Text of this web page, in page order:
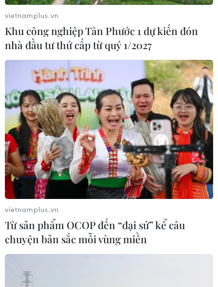
vietnamplus.vn
Khu công nghiệp Tân Phước 1 dự kiến đón
nhà đầu tư thứ cấp từ quý 1/2027
vietnamplus.vn
Từ sản phẩm OCOP đến “đại sứ” kể câu
chuyện bản sắc mỗi vùng miền